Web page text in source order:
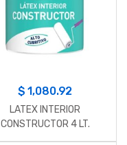
$1,080.92
LATEX INTERIOR
CONSTRUCTOR 4 LT.